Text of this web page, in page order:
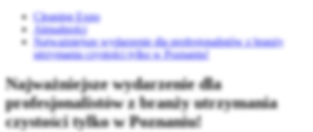
Cleaning Expo
Aktualności
Najważniejsze wydarzenie dla profesjonalistów z branży
utrzymania czystości tylko w Poznaniu!
Najważniejsze wydarzenie dla
profesjonalistów z branży utrzymania
czystości tylko w Poznaniu!